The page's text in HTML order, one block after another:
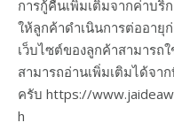
การกู้คืนเพิ่มเติมจากค่าบริ
ให้ลูกค้าดำเนินการต่ออายุ
เว็บไซต์ของลูกค้าสามารถ
สามารถอ่านเพิ่มเติมได้จา
ครับ https://
h